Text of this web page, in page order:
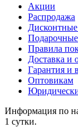
Акции
Распродажа
Правила
Доставка и
Гарантия и
Оптовикам
Информация по
1 сутки.